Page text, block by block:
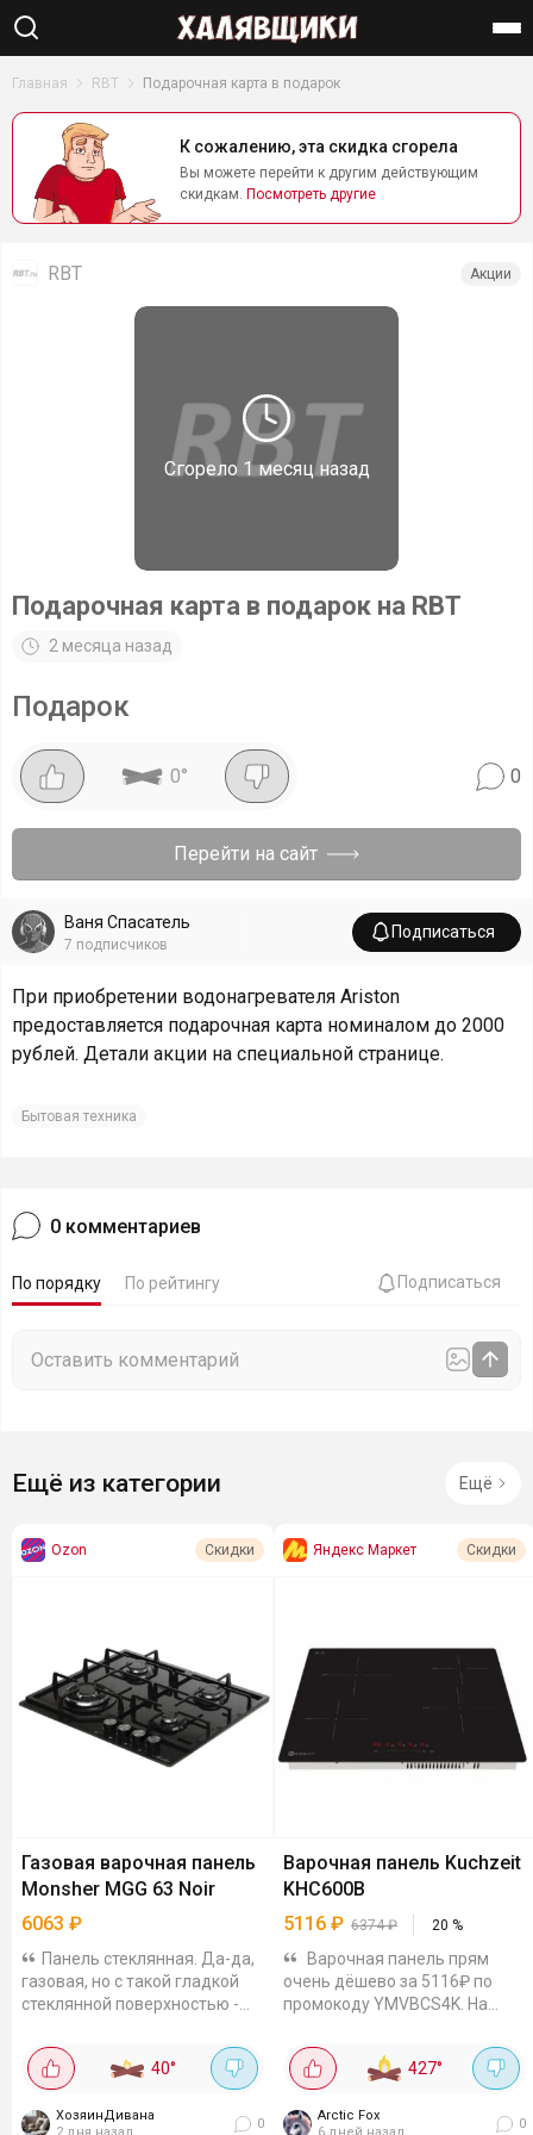
Главная RBT Подарочная карта в подарок
К сожалению, эта скидка сгорела
Вы можете перейти к другим действующим
скидкам. Посмотреть другие
Сгорело 1 месяц назад
RBT Акции
Подарочная карта в подарок на RBT
2 месяца назад
Подарок
0° 0
Перейти на сайт
Ваня Спасатель
7 подписчиков
Подписаться
При приобретении водонагревателя Ariston
предоставляется подарочная карта номиналом до 2000
рублей. Детали акции на специальной странице.
Бытовая техника
0 комментариев
По порядку По рейтингу Подписаться
Ещё из категории Ещё
Ozon Скидки
Газовая варочная панель
Monsher MGG 63 Noir
6063 ₽
Панель стеклянная. Да-да,
газовая, но с такой гладкой
стеклянной поверхностью -
отмывается вообще за
минуту. Решётки сверху
чугунные -...
40°
ХозяинДивана
0
Яндекс Маркет Скидки
Варочная панель Kuchzeit
KHC600B
5116 ₽ 6374₽ 20 %
Варочная панель прям
очень дёшево за 5116₽ по
промокоду YMVBCS4K. На
на Озоне ещё дороже. Что
понравилось: 4 конфорки Hi
Light - греют быстро, вода...
427°
Arctic Fox
0